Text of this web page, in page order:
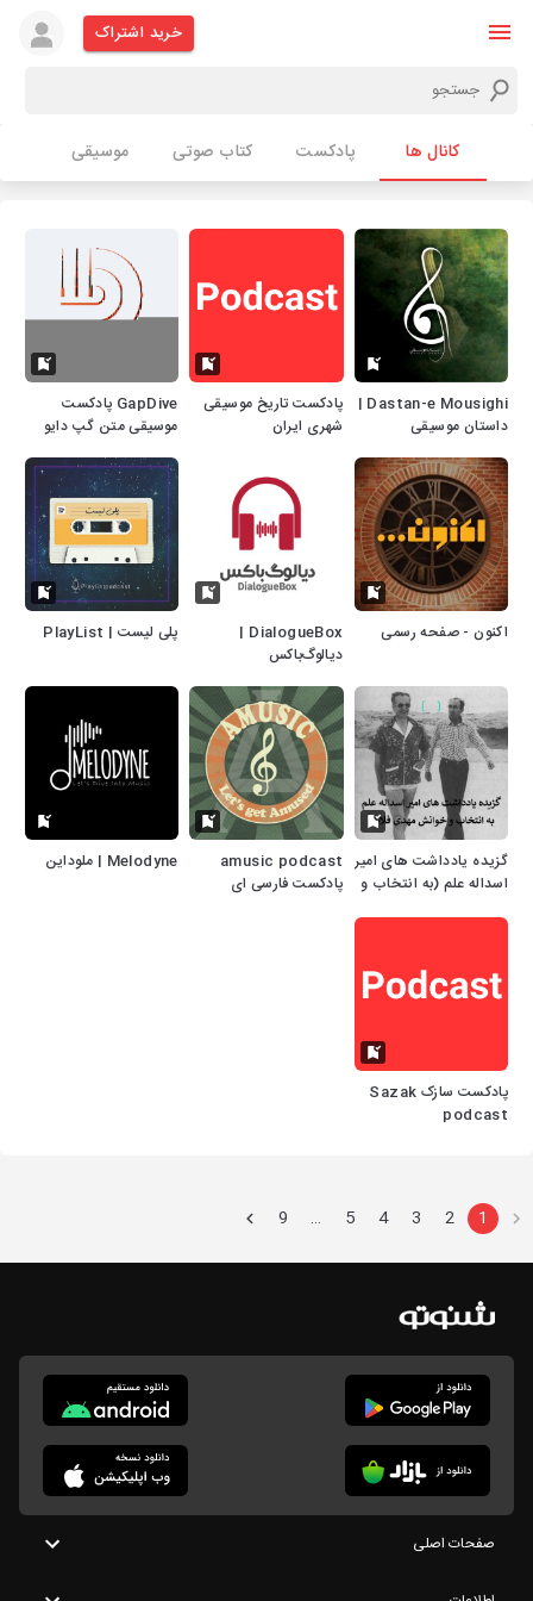
خرید اشتراک
کانال ها پادکست کتاب صوتی موسیقی
Dastan-e Mousighi |
داستان موسیقی
پادکست تاریخ موسیقی
شهری ایران
GapDive پادکست
موسیقی متن گپ دایو
اکنون - صفحه رسمی
DialogueBox |
دیالوگ‌باکس
پلی لیست | PlayList
گزیده یادداشت های امیر
اسداله علم (به انتخاب و
amusic podcast
پادکست فارسی ای
Melodyne | ملوداین
پادکست سازک Sazak
podcast
1
2
3
4
5
…
9
صفحات اصلی